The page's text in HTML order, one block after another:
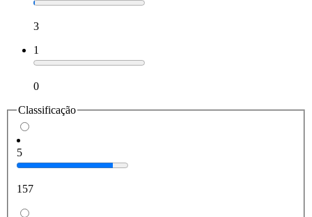
3
1
0
Classificação
5
157